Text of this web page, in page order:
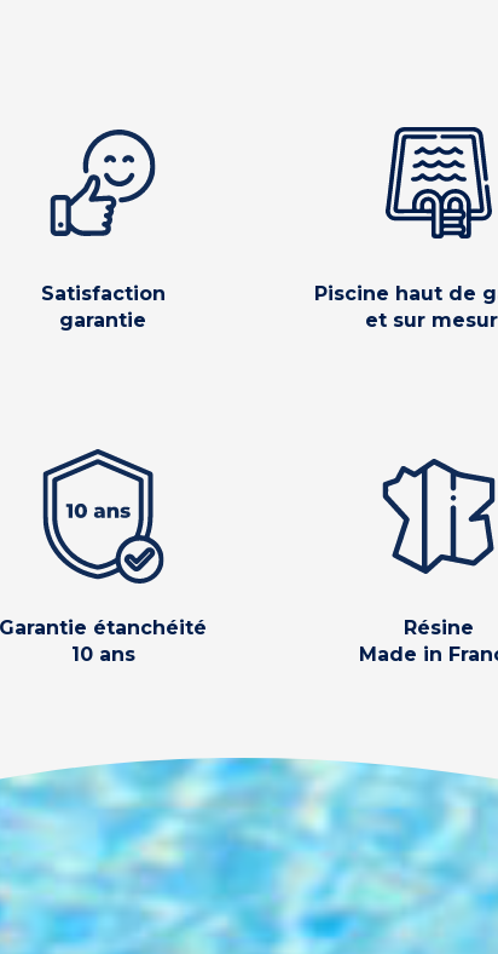
Satisfaction
garantie
Piscine haut de
et sur
Garantie étanchéité
10 ans
Résine
Made in